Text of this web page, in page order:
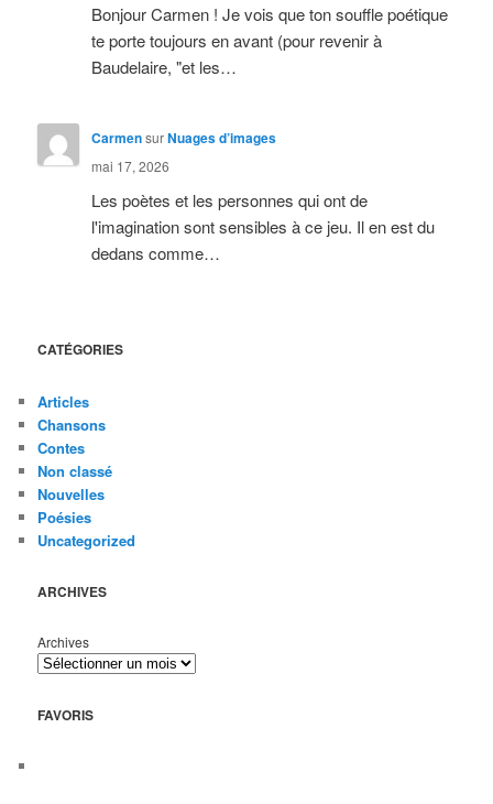
Bonjour Carmen ! Je vois que ton souffle poétique
te porte toujours en avant (pour revenir à
Baudelaire, "et les…
CarmensurNuages d’images
mai 17, 2026
Les poètes et les personnes qui ont de
l'imagination sont sensibles à ce jeu. Il en est du
dedans comme…
CATÉGORIES
Articles
Chansons
Contes
Non classé
Nouvelles
Poésies
Uncategorized
ARCHIVES
Archives
FAVORIS